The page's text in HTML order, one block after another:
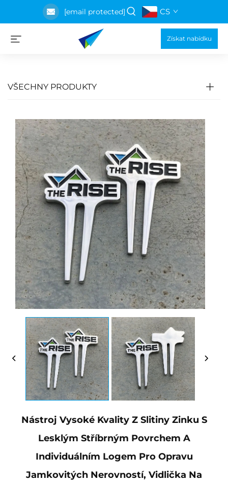
[email protected] CS
Získat nabídku
VŠECHNY PRODUKTY
Nástroj Vysoké Kvality Z Slitiny Zinku S
Lesklým Stříbrným Povrchem A
Individuálním Logem Pro Opravu
Jamkovitých Nerovností, Vidlička Na